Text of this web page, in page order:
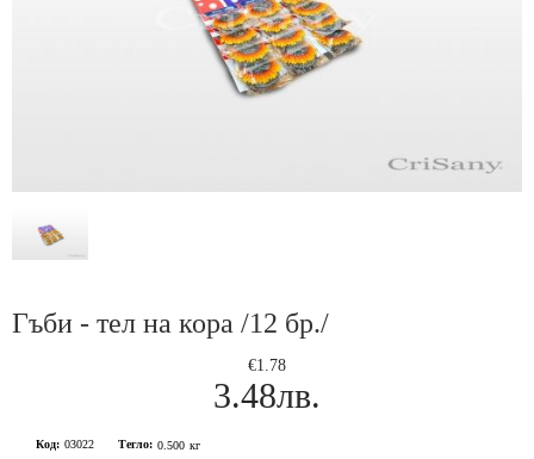
Гъби - тел на кора /12 бр./
€1.78
3.48лв.
Код: 03022 Тегло: 0.500 кг